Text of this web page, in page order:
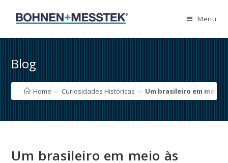
Menu
Blog
Home > Curiosidades Históricas > Um brasileiro em meio
Um brasileiro em meio às